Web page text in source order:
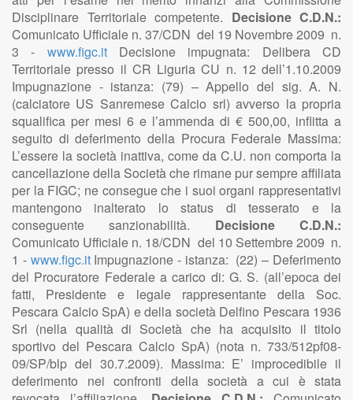
Disciplinare Territoriale competente. Decisione C.D.N.:
Comunicato Ufficiale n. 37/CDN del 19 Novembre 2009 n.
3 - www.figc.itDecisione impugnata: Delibera CD
Territoriale presso il CR Liguria CU n. 12 dell’1.10.2009
Impugnazione - istanza: (79) – Appello del sig. A. N.
(calciatore US Sanremese Calcio srl) avverso la propria
squalifica per mesi 6 e l’ammenda di € 500,00, inflitta a
seguito di deferimento della Procura Federale Massima:
L’essere la società inattiva, come da C.U. non comporta la
cancellazione della Società che rimane pur sempre affiliata
per la FIGC; ne consegue che i suoi organi rappresentativi
mantengono inalterato lo status di tesserato e la
conseguente sanzionabilità. Decisione C.D.N.:
Comunicato Ufficiale n. 18/CDN del 10 Settembre 2009 n.
1 - www.figc.itImpugnazione - istanza: (22) – Deferimento
del Procuratore Federale a carico di: G. S. (all’epoca dei
fatti, Presidente e legale rappresentante della Soc.
Pescara Calcio SpA) e della società Delfino Pescara 1936
Srl (nella qualità di Società che ha acquisito il titolo
sportivo del Pescara Calcio SpA) (nota n. 733/512pf08-
09/SP/blp del 30.7.2009). Massima: E’ improcedibile il
deferimento nei confronti della società a cui è stata